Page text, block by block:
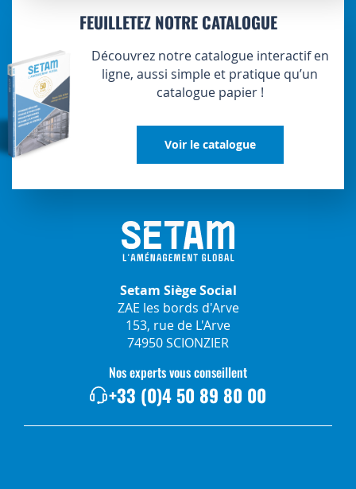
FEUILLETEZ NOTRE CATALOGUE
Découvrez notre catalogue interactif en
ligne, aussi simple et pratique qu’un
catalogue papier !
Voir le catalogue
Setam Siège Social
ZAE les bords d'Arve
153, rue de L'Arve
74950 SCIONZIER
Nos experts vous conseillent
+33 (0)4 50 89 80 00